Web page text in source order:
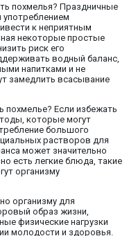
похмелья? Праздничные
к неприятным
некоторые простые
риск его
водный баланс,
напитками и не
замедлить всасывание
похмелье? Если избежать
которые могут
большого
растворов для
может значительно
есть легкие блюда, такие
организму
организму для
образ жизни,
физические нагрузки
молодости и здоровья.